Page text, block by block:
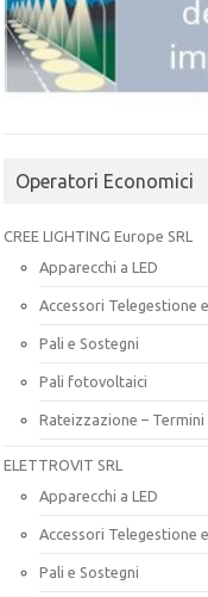
Operatori Economici
CREE LIGHTING Europe SRL
Apparecchi a LED
Accessori Telegestione
Pali e Sostegni
Pali fotovoltaici
Rateizzazione –
ELETTROVIT SRL
Apparecchi a LED
Accessori Telegestione
Pali e Sostegni